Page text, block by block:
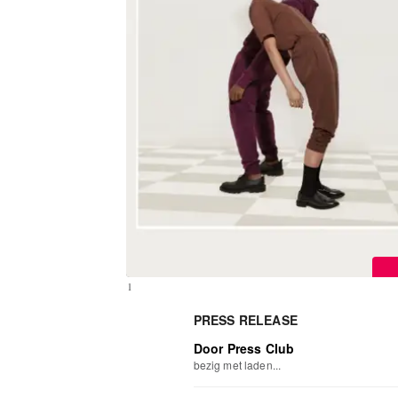
1
PRESS RELEASE
Door Press Club
bezig met laden...